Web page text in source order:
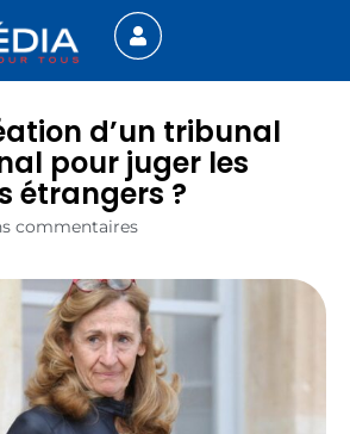
d’un tribunal
pour juger les
étrangers ?
commentaires